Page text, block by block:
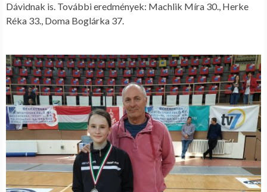
Dávidnak is. További eredmények: Machlik Míra 30., Herke
Réka 33., Doma Boglárka 37.